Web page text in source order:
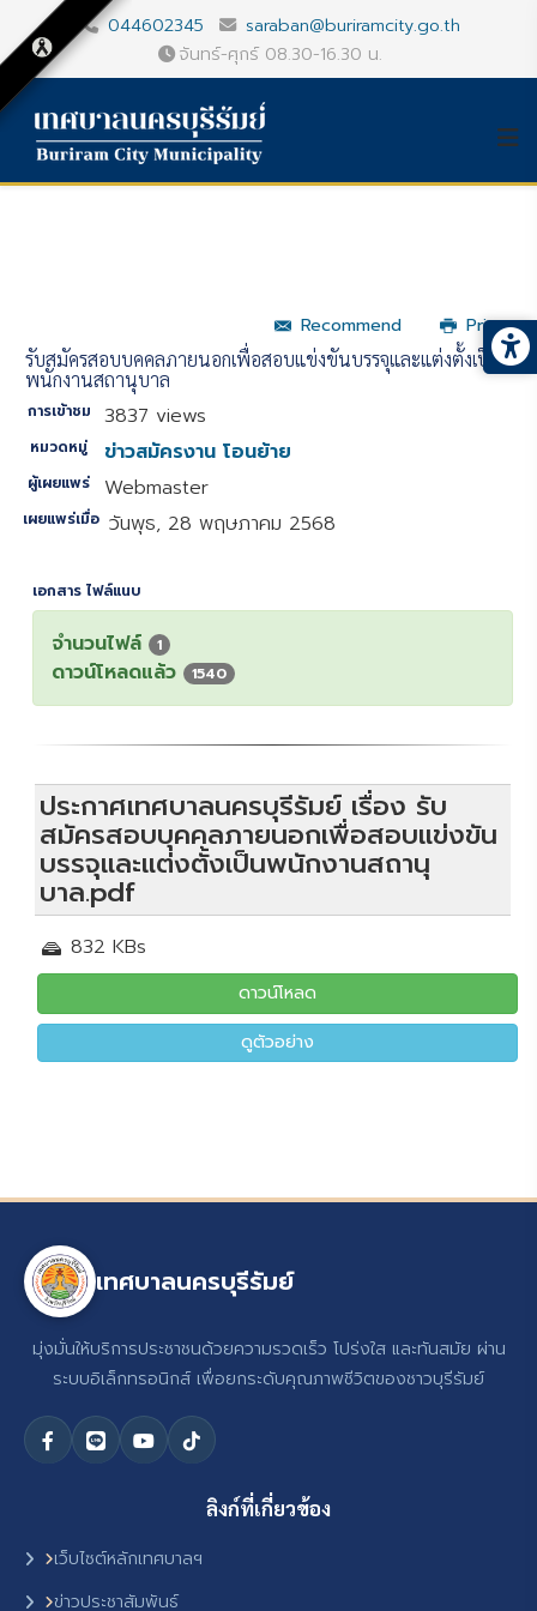
044602345
saraban@buriramcity.go.th
จันทร์-ศุกร์ 08.30-16.30 น.
Recommend
Print
รับสมัครสอบบุคคลภายนอกเพื่อสอบแข่งขันบรรจุและแต่งตั้งเป็น
พนักงานสถานุบาล
การเข้าชม 3837 views
หมวดหมู่ ข่าวสมัครงาน โอนย้าย
ผู้เผยแพร่ Webmaster
เผยแพร่เมื่อ วันพุธ, 28 พฤษภาคม 2568
เอกสาร ไฟล์แนบ
จำนวนไฟล์ 1
ดาวน์โหลดแล้ว 1540
ประกาศเทศบาลนครบุรีรัมย์ เรื่อง รับ
สมัครสอบบุคคลภายนอกเพื่อสอบแข่งขัน
บรรจุและแต่งตั้งเป็นพนักงานสถานุ
บาล.pdf
832 KBs
ดาวน์โหลด
ดูตัวอย่าง
เทศบาลนครบุรีรัมย์
มุ่งมั่นให้บริการประชาชนด้วยความรวดเร็ว โปร่งใส และทันสมัย ผ่าน
ระบบอิเล็กทรอนิกส์ เพื่อยกระดับคุณภาพชีวิตของชาวบุรีรัมย์
ลิงก์ที่เกี่ยวข้อง
เว็บไซต์หลักเทศบาลฯ
ข่าวประชาสัมพันธ์